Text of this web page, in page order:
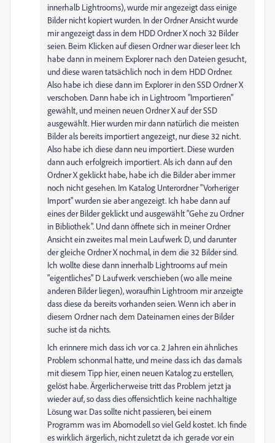
innerhalb Lightrooms), wurde mir angezeigt dass einige
Bilder nicht kopiert wurden. In der Ordner Ansicht wurde
mir angezeigt dass in dem HDD Ordner X noch 32 Bilder
seien. Beim Klicken auf diesen Ordner war dieser leer. Ich
habe dann in meinem Explorer nach den Dateien gesucht,
und diese waren tatsächlich noch in dem HDD Ordner.
Also habe ich diese dann im Explorer in den SSD Ordner X
verschoben. Dann habe ich in Lightroom "Importieren"
gewählt, und meinen neuen Ordner X auf der SSD
ausgewählt. Hier wurden mir dann natürlich die meisten
Bilder als bereits importiert angezeigt, nur diese 32 nicht.
Also habe ich diese dann neu importiert. Diese wurden
dann auch erfolgreich importiert. Als ich dann auf den
Ordner X geklickt habe, habe ich die Bilder aber immer
noch nicht gesehen. Im Katalog Unterordner "Vorheriger
Import" wurden sie aber angezeigt. Ich habe dann auf
eines der Bilder geklickt und ausgewählt "Gehe zu Ordner
in Bibliothek". Und dann öffnete sich in meiner Ordner
Ansicht ein zweites mal mein Laufwerk D, und darunter
der gleiche Ordner X nochmal, in dem die 32 Bilder sind.
Ich wollte diese dann innerhalb Lightrooms auf mein
"eigentliches" D Laufwerk verschieben (wo alle meine
anderen Bilder liegen), woraufhin Lightroom mir anzeigte
dass diese da bereits vorhanden seien. Wenn ich aber in
diesem Ordner nach dem Dateinamen eines der Bilder
suche ist da nichts.
Ich erinnere mich dass ich vor ca. 2 Jahren ein ähnliches
Problem schonmal hatte, und meine dass ich das damals
mit diesem Tipp hier, einen neuen Katalog zu erstellen,
gelöst habe. Ärgerlicherweise tritt das Problem jetzt ja
wieder auf, so dass dies offensichtlich keine nachhaltige
Lösung war. Das sollte nicht passieren, bei einem
Programm was im Abomodell so viel Geld kostet. Ich finde
es wirklich ärgerlich, nicht zuletzt da ich gerade vor ein